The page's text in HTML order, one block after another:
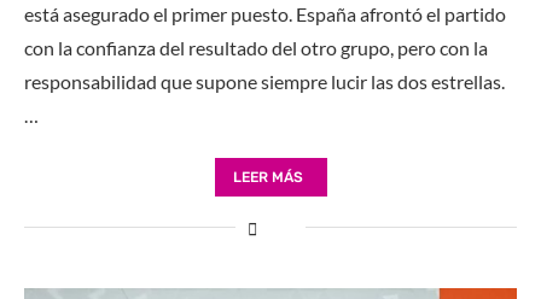
está asegurado el primer puesto. España afrontó el partido
con la confianza del resultado del otro grupo, pero con la
responsabilidad que supone siempre lucir las dos estrellas.
LEER MÁS